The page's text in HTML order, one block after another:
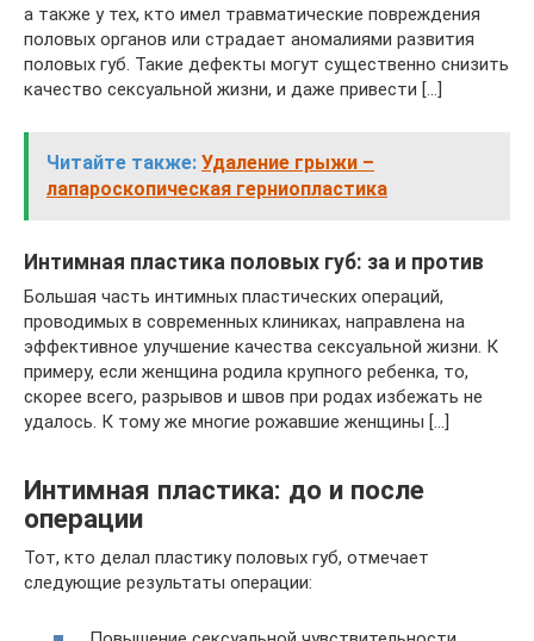
а также у тех, кто имел травматические повреждения
половых органов или страдает аномалиями развития
половых губ. Такие дефекты могут существенно снизить
качество сексуальной жизни, и даже привести […]
Читайте также: Удаление грыжи –
лапароскопическая герниопластика
Интимная пластика половых губ: за и против
Большая часть интимных пластических операций,
проводимых в современных клиниках, направлена на
эффективное улучшение качества сексуальной жизни. К
примеру, если женщина родила крупного ребенка, то,
скорее всего, разрывов и швов при родах избежать не
удалось. К тому же многие рожавшие женщины […]
Интимная пластика: до и после
операции
Тот, кто делал пластику половых губ, отмечает
следующие результаты операции: